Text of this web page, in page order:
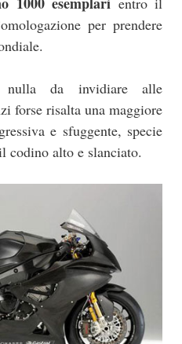
per prendere
nulla da invidiare alle
forse risalta una maggiore
e sfuggente, specie
codino alto e slanciato.